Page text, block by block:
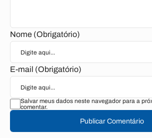
Nome (Obrigatório)
E-mail (Obrigatório)
Salvar meus dados neste navegador para a
comentar.
Publicar Comentário